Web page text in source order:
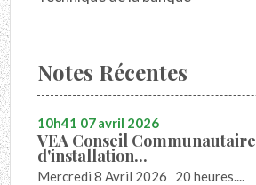
Notes Récentes
10h41 07avril 2026
VEA Conseil Communautaire
d'installation...
Mercredi 8 Avril 2026 20 heures....